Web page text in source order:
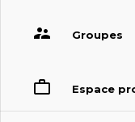
Groupes
Espace